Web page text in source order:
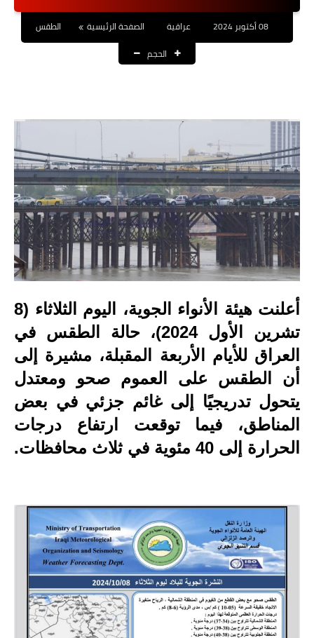
نتائج التعيينات
العقود والاجور اليومية
المنح المالية
قطع الاراضي
اخبار العراق
الاخبار السياسية
الاخبار الامنية
الاخبار الاقتصادية
المدارس
اخبار وقرارات وزارة التربية
المرحلة المتوسطة
المرحلة الاعدادية
اسئلة وزارية
المرحلة الابتدائية
08 أكتوبر 2024 عراقية الصفحة الرئيسية
الطقس
الحجم
أعلنت هيئة الأنواء الجوية، اليوم الثلاثاء (8
تشرين الأول 2024)، حالة الطقس في
العراق للأيام الأربعة المقبلة، مشيرة إلى
أن الطقس على العموم صحو ومعتدل
يتحول تدريجيًا إلى غائم جزئي في بعض
المناطق، فيما توقعت ارتفاع درجات
الحرارة إلى 40 مئوية في ثلاث محافظات.